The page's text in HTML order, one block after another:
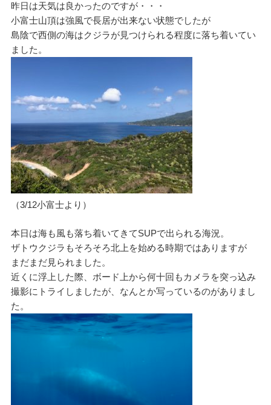
昨日は天気は良かったのですが・・・
小富士山頂は強風で長居が出来ない状態でしたが
島陰で西側の海はクジラが見つけられる程度に落ち着いてい
ました。
（3/12小富士より）
本日は海も風も落ち着いてきてSUPで出られる海況。
ザトウクジラもそろそろ北上を始める時期ではありますが
まだまだ見られました。
近くに浮上した際、ボード上から何十回もカメラを突っ込み
撮影にトライしましたが、なんとか写っているのがありまし
た。